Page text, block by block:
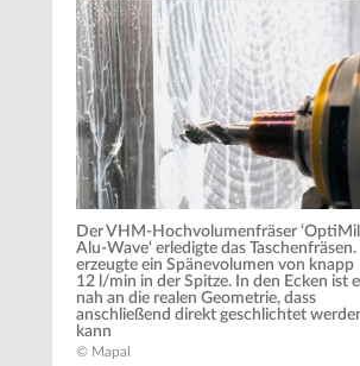
Der VHM-Hochvolumenfräser
Alu-Wave‘ erledigte das Taschenfräsen.
erzeugte ein Spänevolumen von knapp
12 l/min in der Spitze. In den Ecken ist
nah an die realen Geometrie, dass
anschließend direkt geschlichtet
kann
© Mapal